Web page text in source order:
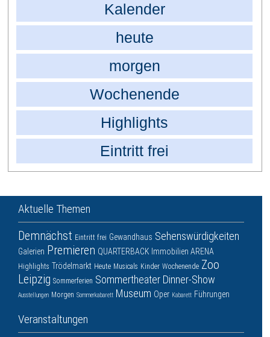
Kalender
heute
morgen
Wochenende
Highlights
Eintritt frei
Aktuelle Themen
Demnächst Eintritt frei Gewandhaus Sehenswürdigkeiten
Galerien Premieren QUARTERBACK Immobilien ARENA
Highlights Trödelmarkt Heute Musicals Kinder Wochenende Zoo
Leipzig Sommerferien Sommertheater Dinner-Show
Ausstellungen Morgen Sommerkabarett Museum Oper Kabarett Führungen
Veranstaltungen